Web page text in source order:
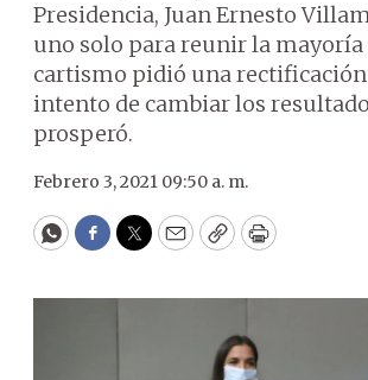
Presidencia, Juan Ernesto
uno solo para reunir la mayoría
cartismo pidió una
intento de cambiar los
prosperó.
Febrero 3, 2021 09:50 a. m.
WhatsApp
Facebook
Twitter
EmailCopyPrint